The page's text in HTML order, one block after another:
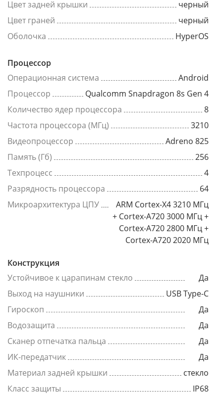
Цвет задней крышки
черный
Цвет граней
черный
Оболочка
HyperOS
Процессор
Операционная система
Android
Процессор
Qualcomm Snapdragon 8s Gen 4
Количество ядер процессора
8
Частота процессора (МГц)
3210
Видеопроцессор
Adreno 825
Память (Гб)
256
Техпроцесс
4
Разрядность процессора
64
Микроархитектура ЦПУ
ARM Cortex-X4 3210 МГц
+ Cortex-A720 3000 МГц +
Cortex-A720 2800 МГц +
Cortex-A720 2020 МГц
Конструкция
Устойчивое к царапинам стекло
Да
Выход на наушники
USB Type-C
Гироскоп
Да
Водозащита
Да
Сканер отпечатка пальца
Да
ИК-передатчик
Да
Материал задней крышки
стекло
Класс защиты
IP68